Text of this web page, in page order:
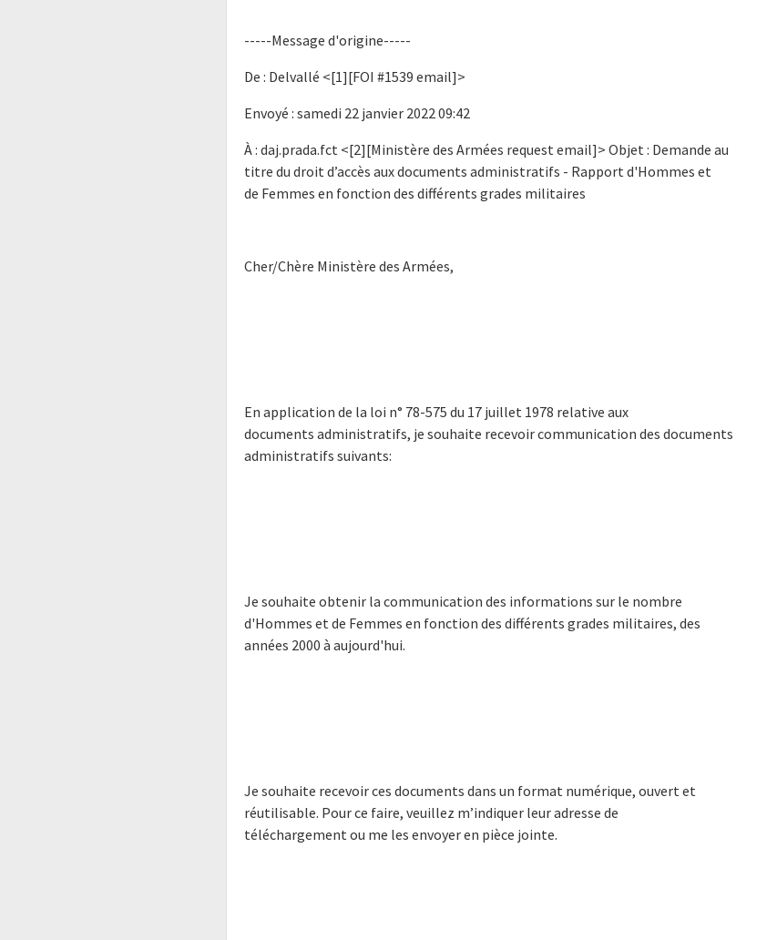
-----Message d'origine-----
De : Delvallé <[1][FOI #1539 email]>
Envoyé : samedi 22 janvier 2022 09:42
À : daj.prada.fct <[2][Ministère des Armées request email]> Objet : Demande au
titre du droit d’accès aux documents administratifs - Rapport d'Hommes et
de Femmes en fonction des différents grades militaires
Cher/Chère Ministère des Armées,
En application de la loi n° 78-575 du 17 juillet 1978 relative aux
documents administratifs, je souhaite recevoir communication des documents
administratifs suivants:
Je souhaite obtenir la communication des informations sur le nombre
d'Hommes et de Femmes en fonction des différents grades militaires, des
années 2000 à aujourd'hui.
Je souhaite recevoir ces documents dans un format numérique, ouvert et
réutilisable. Pour ce faire, veuillez m’indiquer leur adresse de
téléchargement ou me les envoyer en pièce jointe.